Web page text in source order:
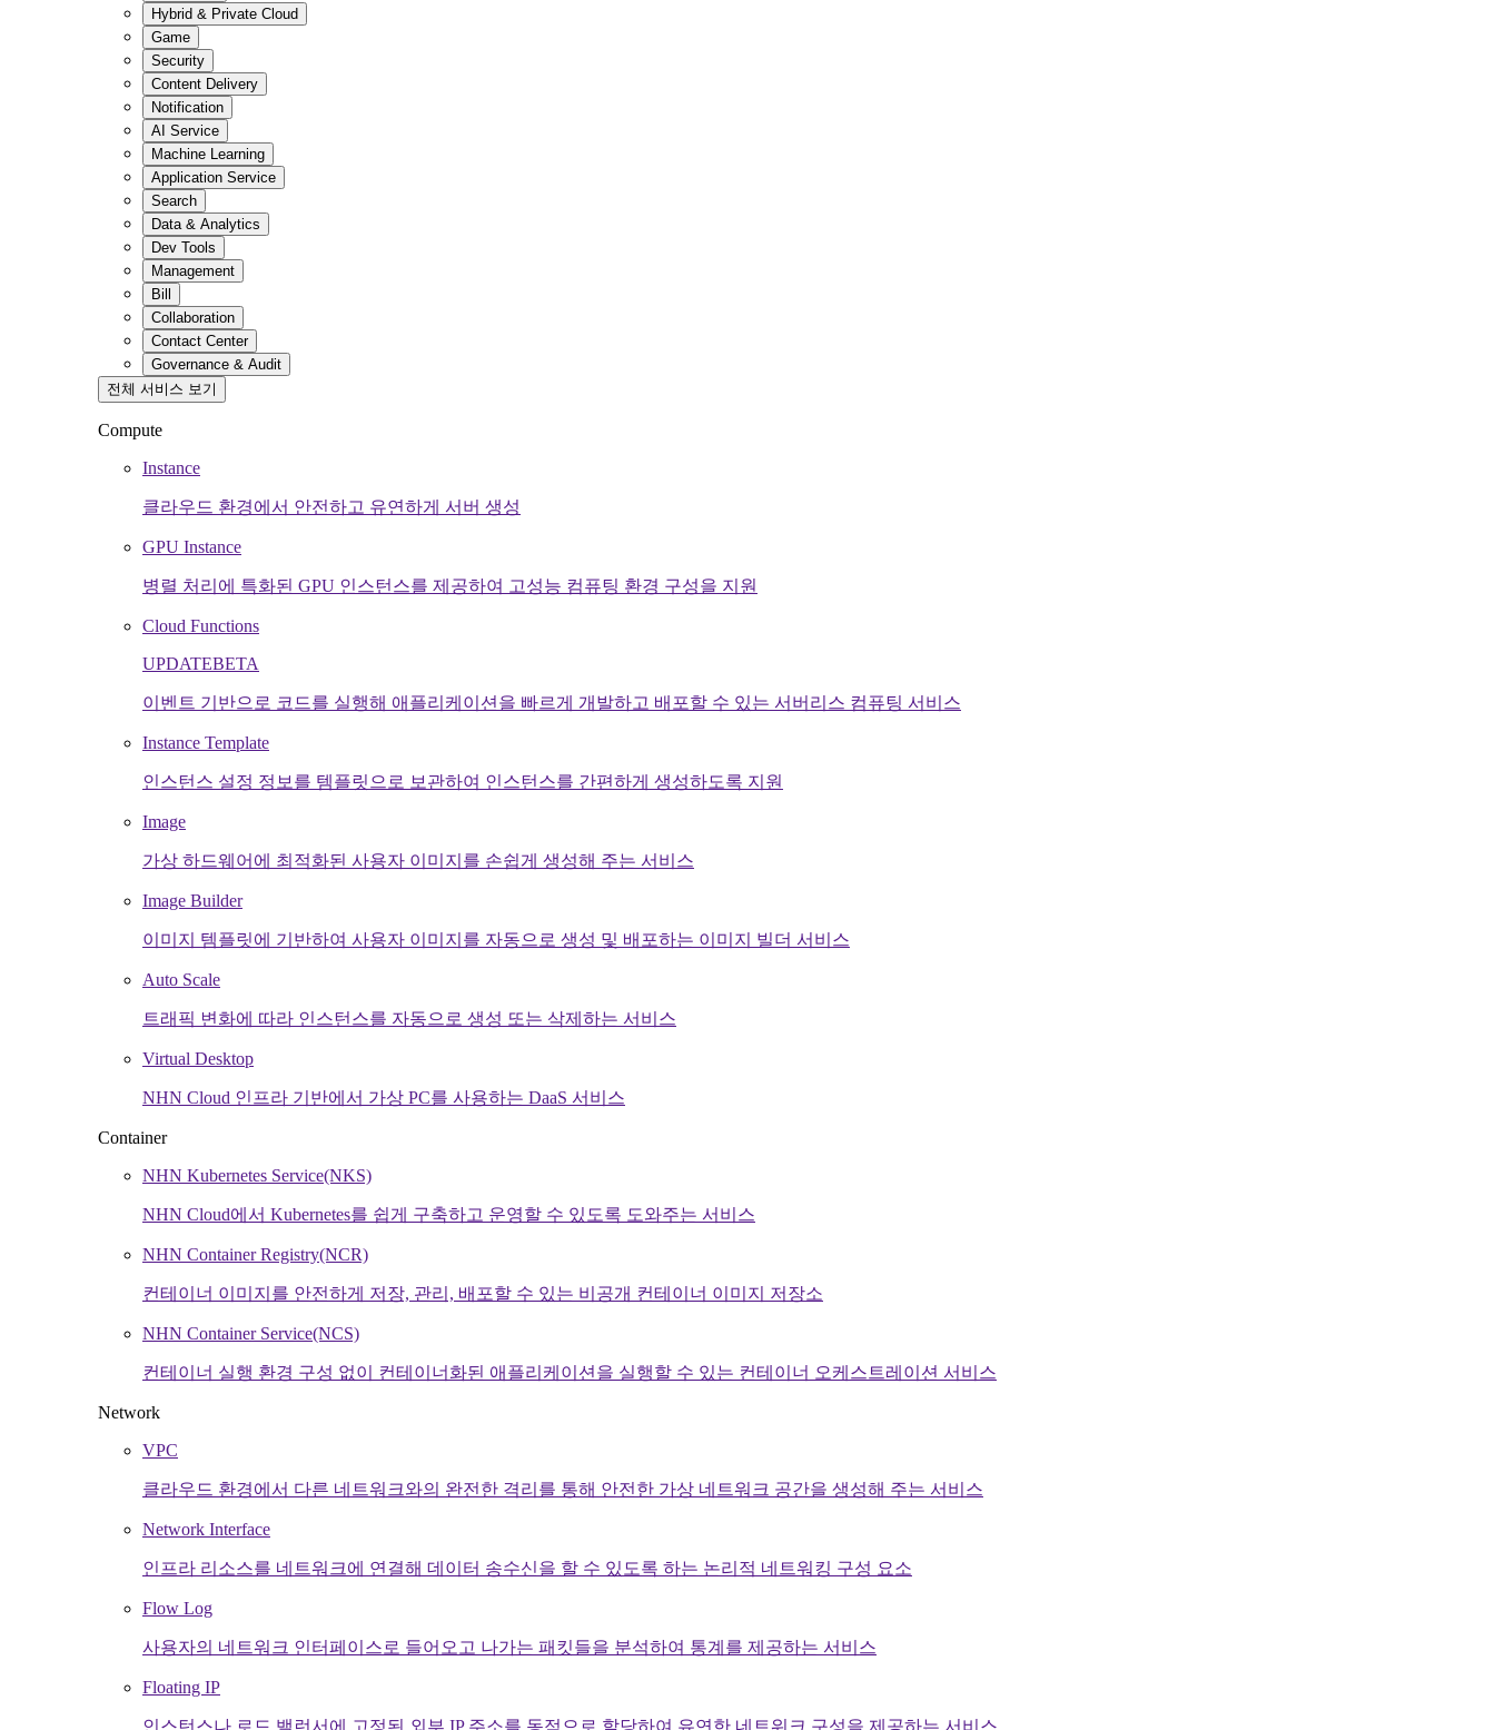
Hybrid & Private Cloud
Game
Security
Content Delivery
Notification
AI Service
Machine Learning
Application Service
Search
Data & Analytics
Dev Tools
Management
Bill
Collaboration
Contact Center
Governance & Audit
전체 서비스 보기
Compute
Instance
클라우드 환경에서 안전하고 유연하게 서버 생성
GPU Instance
병렬 처리에 특화된 GPU 인스턴스를 제공하여 고성능 컴퓨팅 환경 구성을 지원
Cloud Functions
UPDATEBETA
이벤트 기반으로 코드를 실행해 애플리케이션을 빠르게 개발하고 배포할 수 있는 서버리스 컴퓨팅 서비스
Instance Template
인스턴스 설정 정보를 템플릿으로 보관하여 인스턴스를 간편하게 생성하도록 지원
Image
가상 하드웨어에 최적화된 사용자 이미지를 손쉽게 생성해 주는 서비스
Image Builder
이미지 템플릿에 기반하여 사용자 이미지를 자동으로 생성 및 배포하는 이미지 빌더 서비스
Auto Scale
트래픽 변화에 따라 인스턴스를 자동으로 생성 또는 삭제하는 서비스
Virtual Desktop
NHN Cloud 인프라 기반에서 가상 PC를 사용하는 DaaS 서비스
Container
NHN Kubernetes Service(NKS)
NHN Cloud에서 Kubernetes를 쉽게 구축하고 운영할 수 있도록 도와주는 서비스
NHN Container Registry(NCR)
컨테이너 이미지를 안전하게 저장, 관리, 배포할 수 있는 비공개 컨테이너 이미지 저장소
NHN Container Service(NCS)
컨테이너 실행 환경 구성 없이 컨테이너화된 애플리케이션을 실행할 수 있는 컨테이너 오케스트레이션 서비스
Network
VPC
클라우드 환경에서 다른 네트워크와의 완전한 격리를 통해 안전한 가상 네트워크 공간을 생성해 주는 서비스
Network Interface
인프라 리소스를 네트워크에 연결해 데이터 송수신을 할 수 있도록 하는 논리적 네트워킹 구성 요소
Flow Log
사용자의 네트워크 인터페이스로 들어오고 나가는 패킷들을 분석하여 통계를 제공하는 서비스
Floating IP
인스턴스나 로드 밸런서에 고정된 외부 IP 주소를 동적으로 할당하여 유연한 네트워크 구성을 제공하는 서비스